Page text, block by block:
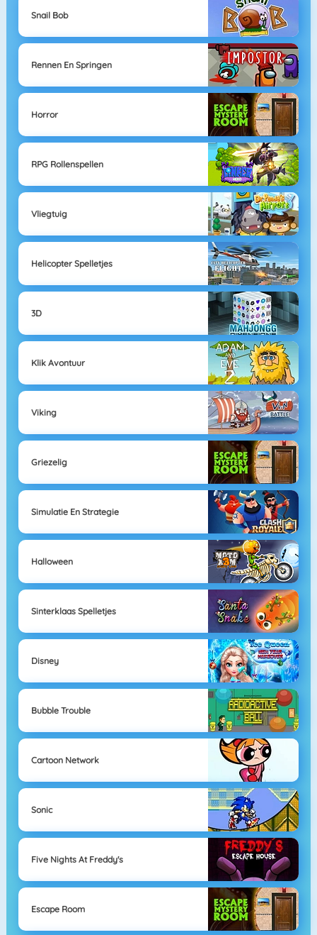
Snail Bob
Rennen En Springen
Horror
RPG Rollenspellen
Vliegtuig
Helicopter Spelletjes
3D
Klik Avontuur
Viking
Griezelig
Simulatie En Strategie
Halloween
Sinterklaas Spelletjes
Disney
Bubble Trouble
Cartoon Network
Sonic
Five Nights At Freddy's
Escape Room